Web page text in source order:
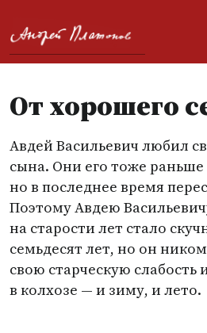
От хорошего
Авдей Васильевич любил
сына. Они его тоже
но в последнее время
Поэтому Авдею
на старости лет стало
семьдесят лет, но он
свою старческую слабость
в колхозе — и зиму, и лето.